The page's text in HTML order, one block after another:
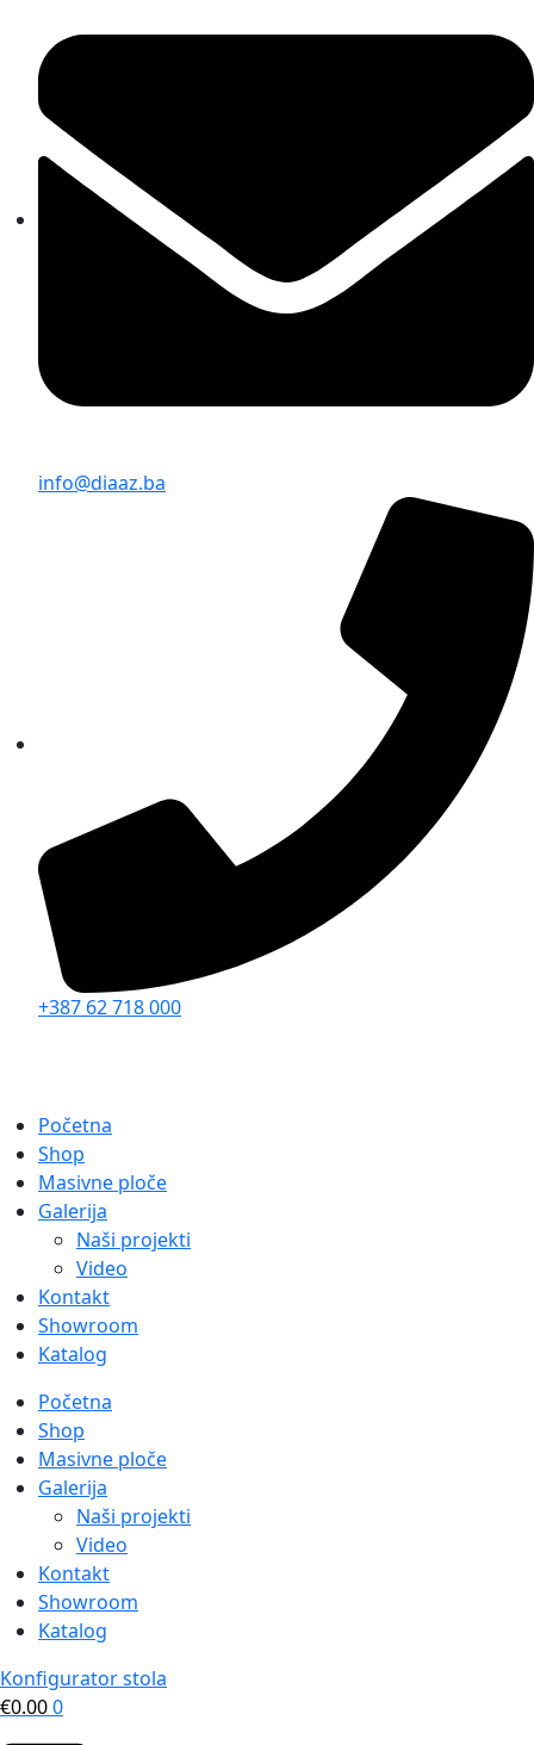
info@diaaz.ba
+387 62 718 000
Početna
Shop
Masivne ploče
Galerija
Naši projekti
Video
Kontakt
Showroom
Katalog
Početna
Shop
Masivne ploče
Galerija
Naši projekti
Video
Kontakt
Showroom
Katalog
Konfigurator stola
€0.000